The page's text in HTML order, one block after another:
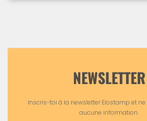
NEWSLETTER
Inscris-toi à la newsletter Elostamp et
aucune information.